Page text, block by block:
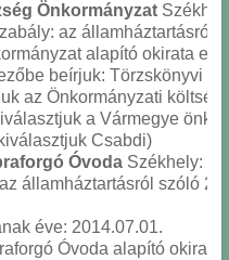
Önkormányzat
az államháztartásról
alapító okirata
beírjuk: Törzskönyvi
az Önkormányzati
a Vármegye
Csabdi)
ÓvodaSzékhely:
államháztartásról szóló
éve: 2014.07.01.
Óvoda alapító okirata